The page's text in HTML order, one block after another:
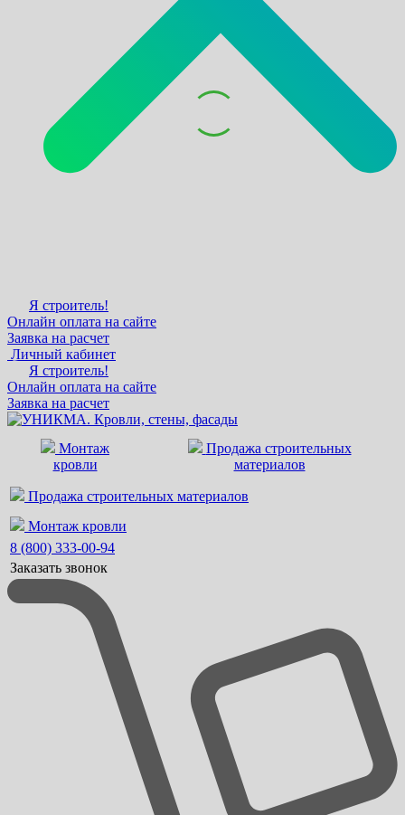
Я строитель!
Онлайн оплата на сайте
Заявка на расчет
Личный кабинет
Я строитель!
Онлайн оплата на сайте
Заявка на расчет
Монтаж
кровли
Продажа строительных
материалов
Продажа строительных материалов
Монтаж кровли
8 (800) 333-00-94
Заказать звонок